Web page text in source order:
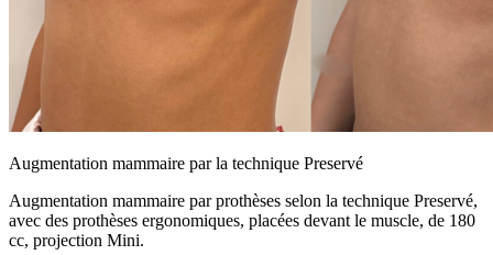
Augmentation mammaire par la technique Preservé
Augmentation mammaire par prothèses selon la technique Preservé,
avec des prothèses ergonomiques, placées devant le muscle, de 180
cc, projection Mini.